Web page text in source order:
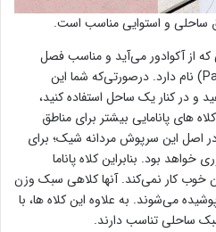
ساحلی و استوایی مناسب است.
از آکوادور می‌آید و مناسب فصل
تابستان هست؛ کلاه پاناما (Panama) نام دارد. در‌صورتی‌که شما این
و در کنار یک ساحل استفاده کنید،
های پانامایی بیشتر برای مناطق
اصل این سرپوش مردانه شیک؛ برای
بود. بنابراین کلاه پاناما
خوب کار نمی‌کند. آنها کلاهی سبک وزن
می‌شوند. به علاوه این کلاه ها، با
ساحلی تناسب دارند.